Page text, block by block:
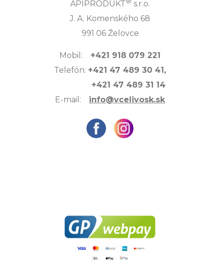
APIPRODUKT
s.r.o.
J. A. Komenského 68
991 06 Želovce
Mobil: +421 918 079 221
Telefón: +421 47 489 30 41,
+421 47 489 31 14
E-mail: info@vcelivosk.sk